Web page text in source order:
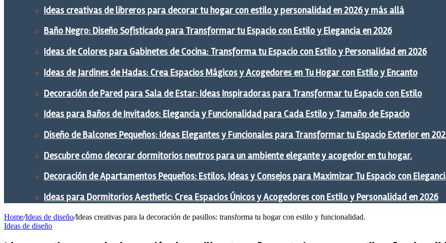
Ideas creativas de libreros para decorar tu hogar con estilo y personalidad en 2026 y más allá
Baño Negro: Diseño Sofisticado para Transformar tu Espacio con Estilo y Elegancia en 2026
Ideas de Colores para Gabinetes de Cocina: Transforma tu Espacio con Estilo y Personalidad en 2026
Ideas de Jardines de Hadas: Crea Espacios Mágicos y Acogedores en Tu Hogar con Estilo y Encanto
Decoración de Pared para Sala de Estar: Ideas Inspiradoras para Transformar tu Espacio con Estilo
Ideas para Baños de Invitados: Elegancia y Funcionalidad para Cada Estilo y Tamaño de Espacio
Diseño de Balcones Pequeños: Ideas Elegantes y Funcionales para Transformar tu Espacio Exterior en
Descubre cómo decorar dormitorios neutros para un ambiente elegante y acogedor en tu hogar.
Decoración de Apartamentos Pequeños: Estilos, Ideas y Consejos para Maximizar Tu Espacio con
Ideas para Dormitorios Aesthetic: Crea Espacios Únicos y Acogedores con Estilo y Personalidad en 2026
Home/Ideas de diseño/Ideas creativas para la decoración de pasillos: transforma tu hogar con estilo y funcionalidad.
Ideas de diseño